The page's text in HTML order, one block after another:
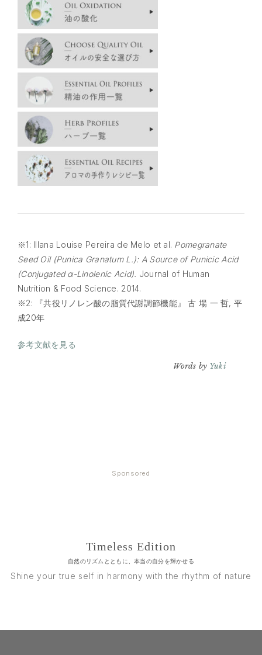
※1: Illana Louise Pereira de Melo et al. Pomegranate
Seed Oil (Punica Granatum L.): A Source of Punicic Acid
(Conjugated α-Linolenic Acid). Journal of Human
Nutrition & Food Science. 2014.
※2: 『共役リノレン酸の脂質代謝調節機能』 古 場 一 哲, 平
成20年
参考文献を見る
Words by Yuki
Sponsored
Timeless Edition
自然のリズムとともに、本当の自分を輝かせる
Shine your true self in harmony with the rhythm of nature